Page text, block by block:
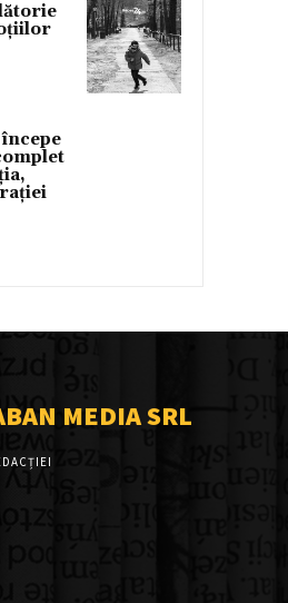
MEDIA SRL